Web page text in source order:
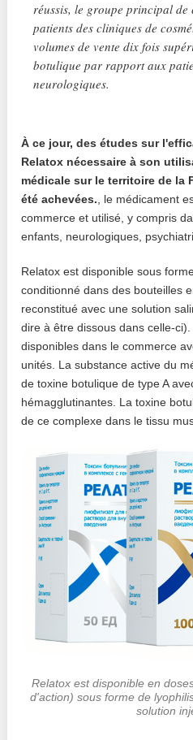
réussis, le groupe principal de
patients des cliniques de
volumes de vente dix fois
botulique par rapport aux
neurologiques.
À ce jour, des études sur
Relatox nécessaire à son
médicale sur le territoire de la
été achevées., le médicament
commerce et utilisé, y compris
enfants, neurologiques,
Relatox est disponible sous
conditionné dans des bouteilles
reconstitué avec une solution
dire à être dissous dans celle-
disponibles dans le commerce
unités. La substance active du
de toxine botulique de type A
hémagglutinantes. La toxine
de ce complexe dans le tissu
Relatox est disponible en
d'action) sous forme de
solution